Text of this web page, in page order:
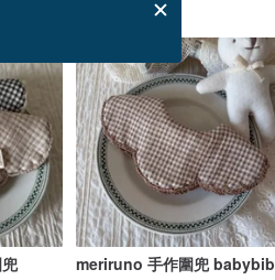
meriruno 手作圍兜 babybib